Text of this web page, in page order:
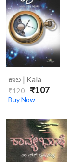
ಕಾಲ | Kala
₹120 ₹107
Buy Now